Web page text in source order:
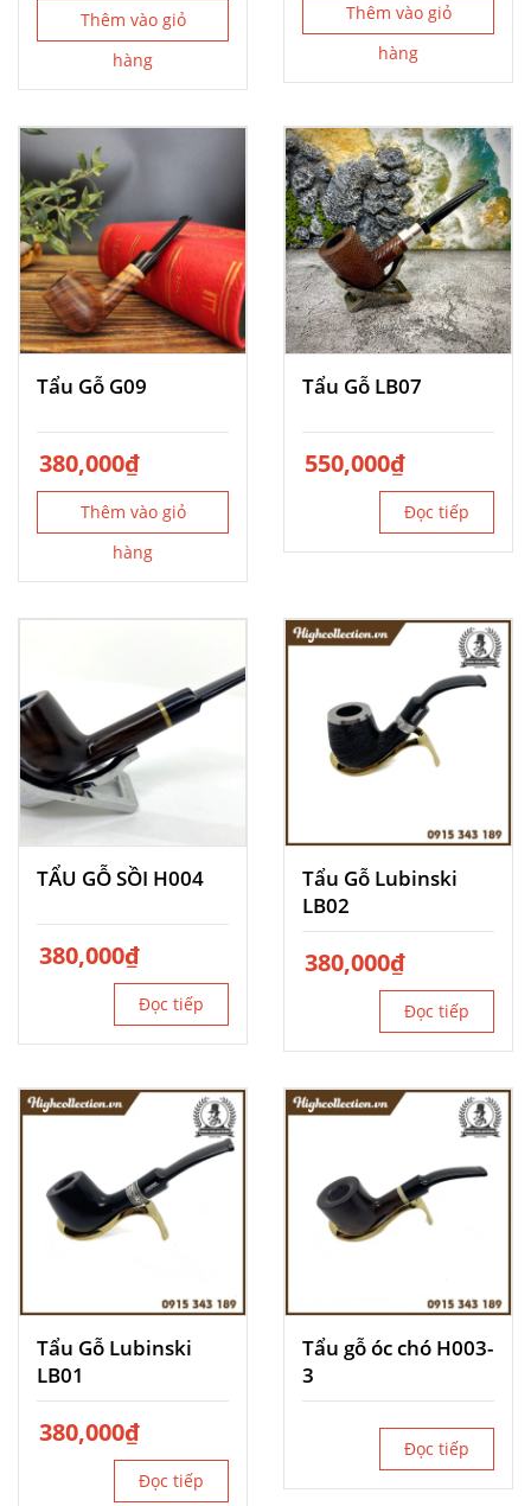
Thêm vào giỏ
hàng
Thêm vào giỏ
hàng
Tẩu Gỗ G09
380,000₫
Thêm vào giỏ
hàng
Tẩu Gỗ LB07
550,000₫
Đọc tiếp
TẨU GỖ SỒI H004
380,000₫
Đọc tiếp
Tẩu Gỗ Lubinski
LB02
380,000₫
Đọc tiếp
Tẩu Gỗ Lubinski
LB01
380,000₫
Đọc tiếp
Tẩu gỗ óc chó H003-
3
Đọc tiếp